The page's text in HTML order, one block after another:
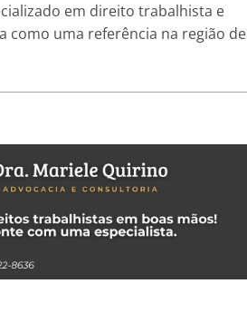
em direito trabalhista e
como uma referência na região de